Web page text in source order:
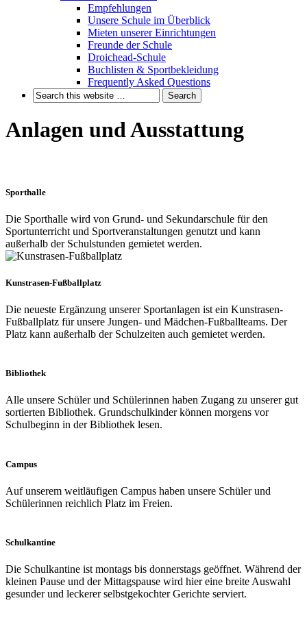
Empfehlungen
Unsere Schule im Überblick
Mieten unserer Einrichtungen
Freunde der Schule
Droichead-Schule
Buchlisten & Sportbekleidung
Frequently Asked Questions
Anlagen und Ausstattung
Sporthalle
Die Sporthalle wird von Grund- und Sekundarschule für den
Sportunterricht und Sportveranstaltungen genutzt und kann
außerhalb der Schulstunden gemietet werden.
Kunstrasen-Fußballplatz
Die neueste Ergänzung unserer Sportanlagen ist ein Kunstrasen-
Fußballplatz für unsere Jungen- und Mädchen-Fußballteams. Der
Platz kann außerhalb der Schulzeiten auch gemietet werden.
Bibliothek
Alle unsere Schüler und Schülerinnen haben Zugang zu unserer gut
sortierten Bibliothek. Grundschulkinder können morgens vor
Schulbeginn in der Bibliothek lesen.
Campus
Auf unserem weitläufigen Campus haben unsere Schüler und
Schülerinnen reichlich Platz im Freien.
Schulkantine
Die Schulkantine ist montags bis donnerstags geöffnet. Während der
kleinen Pause und der Mittagspause wird hier eine breite Auswahl
gesunder und leckerer selbstgekochter Gerichte serviert.